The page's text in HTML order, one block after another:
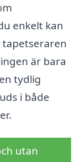
enkelt kan
är bara
tydlig
i både
utan